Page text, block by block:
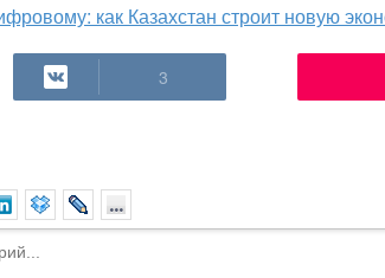
как Казахстан строит новую
3